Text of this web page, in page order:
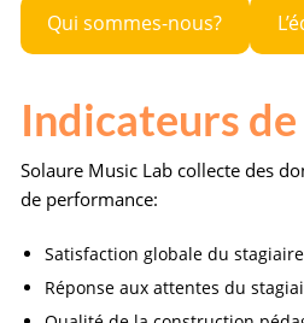
Qui sommes-nous?
Indicateurs
Solaure Music Lab collecte des
de performance:
Satisfaction globale du stagiaire
Réponse aux attentes du